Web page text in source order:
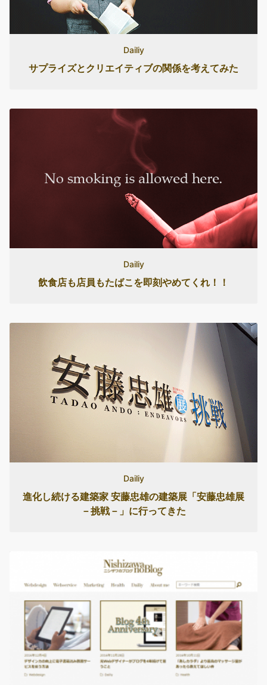
Dailiy
サプライズとクリエイティブの関係を考えてみた
Dailiy
飲食店も店員もたばこを即刻やめてくれ！！
Dailiy
進化し続ける建築家 安藤忠雄の建築展「安藤忠雄展
－挑戦－」に行ってきた